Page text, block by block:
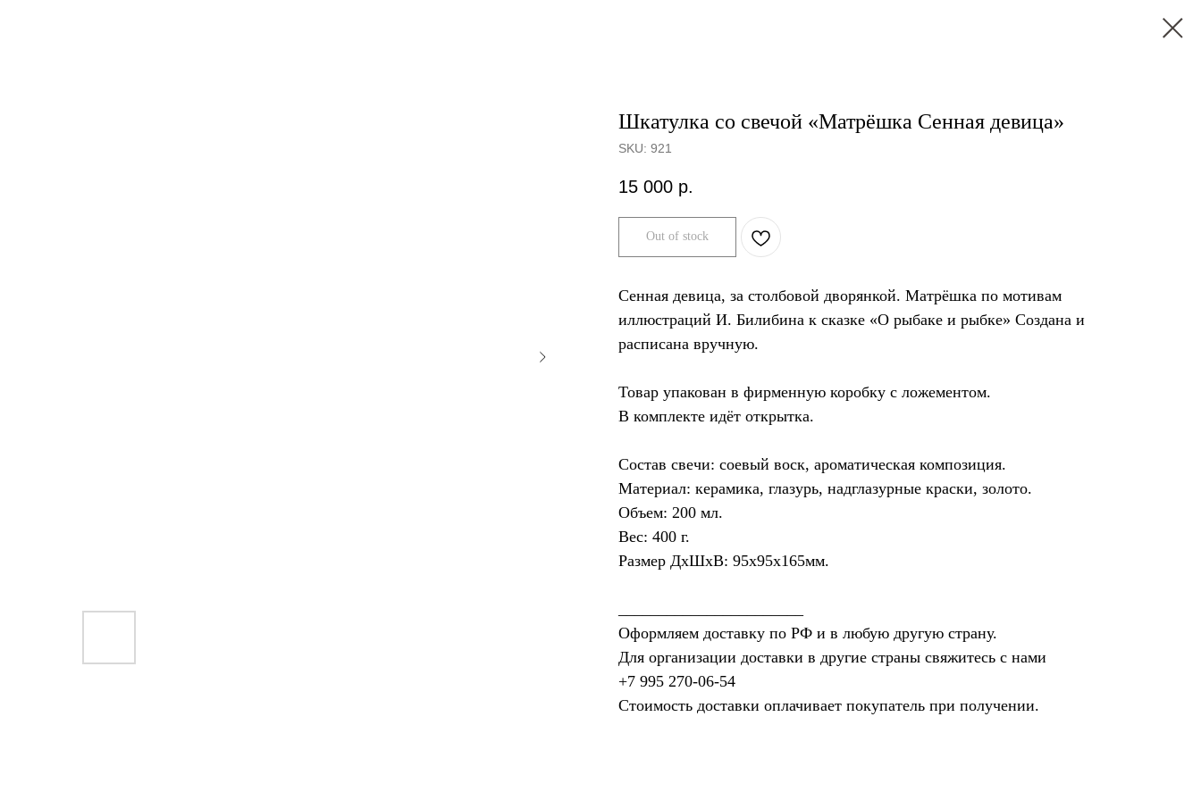
Шкатулка со свечой «Матрёшка Сенная девица»
SKU: 921
15 000 р.
Out of stock
Сенная девица, за столбовой дворянкой. Матрёшка по мотивам
иллюстраций И. Билибина к сказке «О рыбаке и рыбке» Создана и
расписана вручную.
Товар упакован в фирменную коробку с ложементом.
В комплекте идёт открытка.
Состав свечи: соевый воск, ароматическая композиция.
Материал: керамика, глазурь, надглазурные краски, золото.
Объем: 200 мл.
Вес: 400 г.
Размер ДхШхВ: 95х95х165мм.
Оформляем доставку по РФ и в любую другую страну.
Для организации доставки в другие страны свяжитесь с нами
+7 995 270‑06‑54‬
Стоимость доставки оплачивает покупатель при получении.